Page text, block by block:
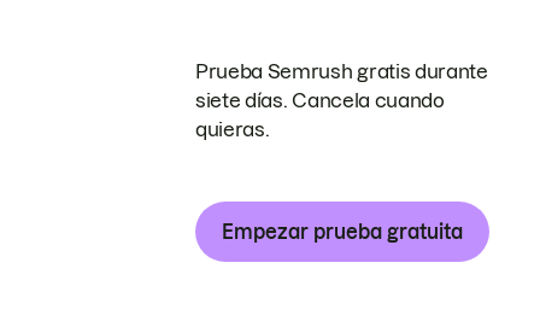
Prueba Semrush gratis durante
siete días. Cancela cuando
quieras.
Empezar prueba gratuita